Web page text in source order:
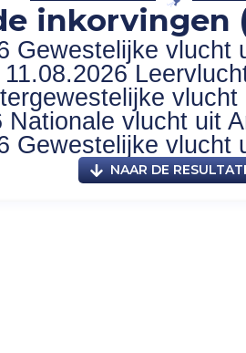
inkorvingen
Gewestelijke vlucht
11.08.2026
Nationale vlucht uit
Gewestelijke vlucht
NAAR DE